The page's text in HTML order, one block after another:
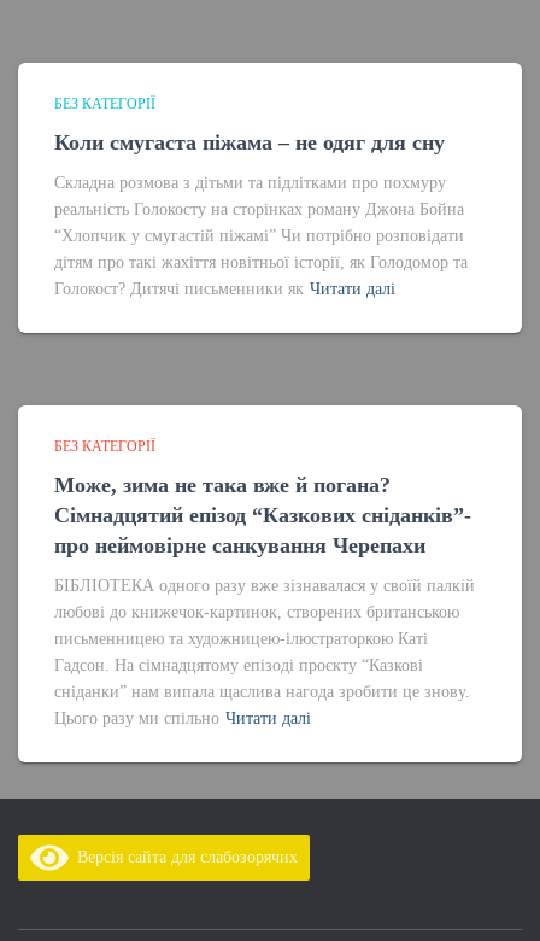
БЕЗ КАТЕГОРІЇ
Коли смугаста піжама – не одяг для сну
Складна розмова з дітьми та підлітками про похмуру
реальність Голокосту на сторінках роману Джона Бойна
“Хлопчик у смугастій піжамі” Чи потрібно розповідати
дітям про такі жахіття новітньої історії, як Голодомор та
Голокост? Дитячі письменники як Читати далі
БЕЗ КАТЕГОРІЇ
Може, зима не така вже й погана?
Сімнадцятий епізод “Казкових сніданків”-
про неймовірне санкування Черепахи
БІБЛІОТЕКА одного разу вже зізнавалася у своїй палкій
любові до книжечок-картинок, створених британською
письменницею та художницею-ілюстраторкою Каті
Гадсон. На сімнадцятому епізоді проєкту “Казкові
сніданки” нам випала щаслива нагода зробити це знову.
Цього разу ми спільно Читати далі
Версія сайта для слабозорячих